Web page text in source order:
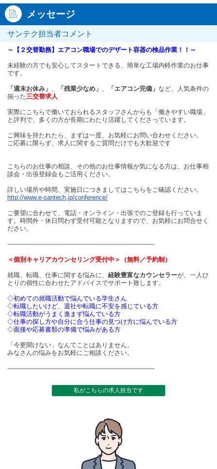
メッセージ
サンテク担当者コメント
～【２交替勤務】エアコン職場でのデザート容器の検品作業！！～
未経験の方でも安心してスタートできる、簡単な工場内軽作業のお仕事
です。
「週末お休み」 「残業少なめ」 「エアコン完備」 など、人気条件の
揃った三交替求人
実際にこちらで働いておられるスタッフさんからも「働きやすい職場」
と評判で、多くの方が長期にわたり活躍してくださっています。
ご興味を持たれたら、まずは一度、お気軽にお問い合わせください。
ご応募に限らず、求人に関するご質問だけでも大歓迎です
こちらのお仕事の相談、その他のお仕事情報が気になる方は、お仕事相
談会・出張登録会もご活用ください。
詳しい場所や時間、実施日につきましてはこちらをご確認ください。
http://www.e-santech.jp/conference/
ご要望に合わせて、電話・オンライン・出張でのご登録も行っていま
す。時間外・休日問わず受付可能となりますので、お気軽にお問合せく
ださい。
----------------------------------------------------------------------------
＜個別キャリアカウンセリング受付中＞（無料／予約制）
就職、転職、仕事に関する悩みに、 経験豊富なカウンセラーが、一人ひ
とりの個性に合わせたアドバイスでサポート致します。
◇初めての就職活動で悩んでいる学生さん
◇転職したいけど、退社や転職に不安を感じている方
◇転職活動がうまく進まず悩んでいる方
◇仕事の探し方や自分に合う仕事の見つけ方に悩んでいる方
◇面接や応募書類の準備で悩みがある方
「今更聞けない」なんてことはありません。
みなさんの悩みをお気軽にご相談ください。
----------------------------------------------------------------------------
私がこちらの求人担当です